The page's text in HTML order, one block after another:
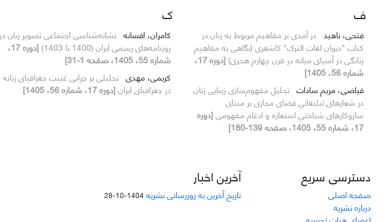
ف
فتحی، ناهید در آمدی بر مفاهیم مربوط به زنان در
کتاب "دیوان لغات الترک" کاشغری (نگاهی به مفاهیم
زنانگی در آسیای میانه در قرن چهارم هجری)
[دوره 17،
شماره 56، 1405]
فیاضی، مریم سادات تحلیل مفهوم‌سازی زیبایی زنان
در شعارهای تبلیغاتیِ فضای مجازی بر مبنای
سازوکارهای شناختیِ استعاره و ادغام مفهومی [دوره
17، شماره 55، 1405، صفحه 139-180]
ک
کامران، افسانه نشانه‌شناسی اجتماعی تصویر زنان در
روزنامه‌های رسمی ایران (1400 تا 1403)
[دوره 17،
شماره 55، 1405، صفحه 1-31]
کریمی، مهدی تحلیلی بر چرایی غیبت جغرافیای زنانه
در جغرافیای ایران [دوره 17، شماره 56، 1405]
دسترسی سریع
صفحه اصلی
درباره نشریه
آخرین اخبار
تاریخ آخرین به روزرسانی نشریه1404-10-28